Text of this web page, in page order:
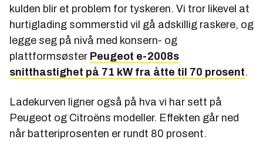
kulden blir et problem for tyskeren. Vi tror likevel at
hurtiglading sommerstid vil gå adskillig raskere, og
legge seg på nivå med konsern- og
plattformsøster Peugeot e-2008s
snitthastighet på 71 kW fra åtte til 70 prosent.
Ladekurven ligner også på hva vi har sett på
Peugeot og Citroëns modeller. Effekten går ned
når batteriprosenten er rundt 80 prosent.